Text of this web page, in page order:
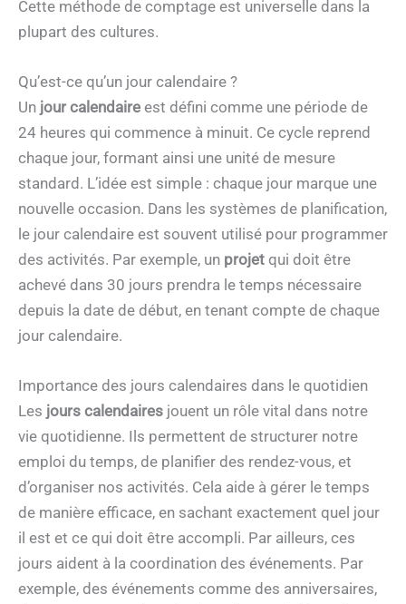
Cette méthode de comptage est universelle dans la
plupart des cultures.
Qu’est-ce qu’un jour calendaire ?
Un jour calendaire est défini comme une période de
24 heures qui commence à minuit. Ce cycle reprend
chaque jour, formant ainsi une unité de mesure
standard. L’idée est simple : chaque jour marque une
nouvelle occasion. Dans les systèmes de planification,
le jour calendaire est souvent utilisé pour programmer
des activités. Par exemple, un projet qui doit être
achevé dans 30 jours prendra le temps nécessaire
depuis la date de début, en tenant compte de chaque
jour calendaire.
Importance des jours calendaires dans le quotidien
Les jours calendaires jouent un rôle vital dans notre
vie quotidienne. Ils permettent de structurer notre
emploi du temps, de planifier des rendez-vous, et
d’organiser nos activités. Cela aide à gérer le temps
de manière efficace, en sachant exactement quel jour
il est et ce qui doit être accompli. Par ailleurs, ces
jours aident à la coordination des événements. Par
exemple, des événements comme des anniversaires,